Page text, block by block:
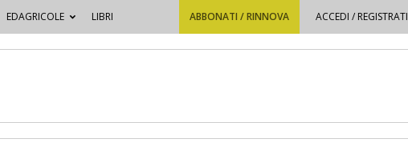
EDAGRICOLE LIBRI ABBONATI / RINNOVA ACCEDI / REGISTRATI